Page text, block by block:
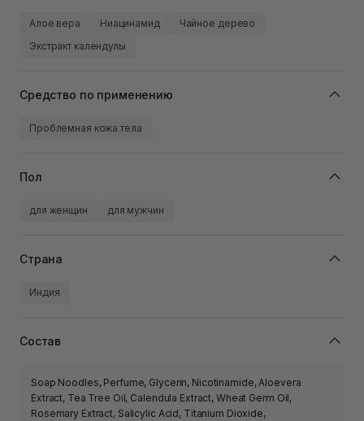
Алое вера Ниацинамид
Чайное дерево
Экстракт календулы
Средство по применению
Проблемная кожа тела
Пол
для женщин для мужчин
Страна
Индия
Состав
Soap Noodles, Perfume, Glycerin, Nicotinamide, Aloevera
Extract, Tea Tree Oil, Calendula Extract, Wheat Germ Oil,
Rosemary Extract, Salicylic Acid, Titanium Dioxide,